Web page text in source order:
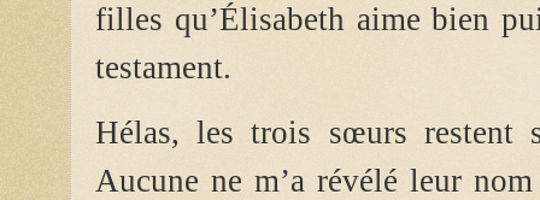
filles qu’Élisabeth aime bien
testament.
Hélas, les trois sœurs restent
Aucune ne m’a révélé leur